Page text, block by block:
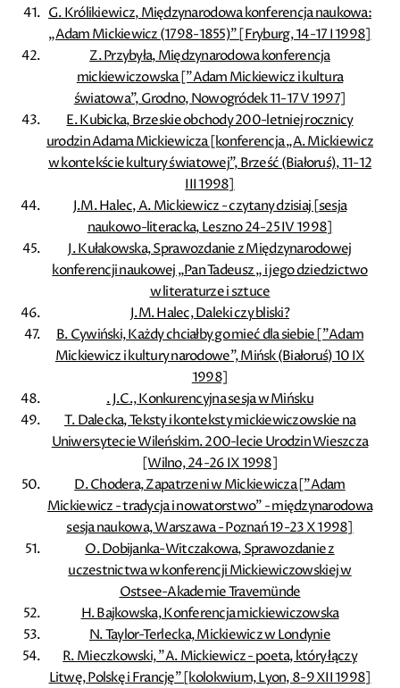
G. Królikiewicz, Międzynarodowa konferencja naukowa:
„Adam Mickiewicz (1798-1855)” [Fryburg, 14-17 I 1998]
Z. Przybyła, Międzynarodowa konferencja
mickiewiczowska [”Adam Mickiewicz i kultura
światowa”, Grodno, Nowogródek 11-17 V 1997]
E. Kubicka, Brzeskie obchody 200-letniej rocznicy
urodzin Adama Mickiewicza [konferencja „A. Mickiewicz
w kontekście kultury światowej”, Brześć (Białoruś), 11-12
III 1998]
J.M. Halec, A. Mickiewicz - czytany dzisiaj [sesja
naukowo-literacka, Leszno 24-25 IV 1998]
J. Kułakowska, Sprawozdanie z Międzynarodowej
konferencji naukowej „Pan Tadeusz „ i jego dziedzictwo
w literaturze i sztuce
J.M. Halec, Daleki czy bliski?
B. Cywiński, Każdy chciałby go mieć dla siebie [”Adam
Mickiewicz i kultury narodowe”, Mińsk (Białoruś) 10 IX
1998]
. J.C., Konkurencyjna sesja w Mińsku
T. Dalecka, Teksty i konteksty mickiewiczowskie na
Uniwersytecie Wileńskim. 200-lecie Urodzin Wieszcza
[Wilno, 24-26 IX 1998]
D. Chodera, Zapatrzeni w Mickiewicza [”Adam
Mickiewicz - tradycja i nowatorstwo” - międzynarodowa
sesja naukowa, Warszawa - Poznań 19-23 X 1998]
O. Dobijanka-Witczakowa, Sprawozdanie z
uczestnictwa w konferencji Mickiewiczowskiej w
Ostsee-Akademie Travemünde
H. Bajkowska, Konferencja mickiewiczowska
N. Taylor-Terlecka, Mickiewicz w Londynie
R. Mieczkowski, ”A. Mickiewicz - poeta, który łączy
Litwę, Polskę i Francję” [kolokwium, Lyon, 8-9 XII 1998]